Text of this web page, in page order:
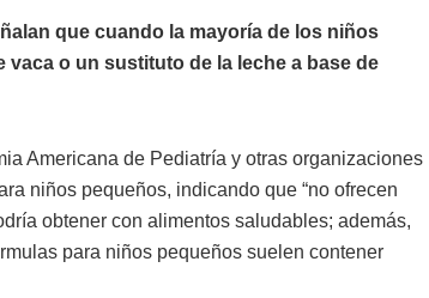
que cuando la mayoría de los niños
o un sustituto de la leche a base de
Americana de Pediatría y otras organizaciones
niños pequeños, indicando que “no ofrecen
obtener con alimentos saludables; además,
para niños pequeños suelen contener